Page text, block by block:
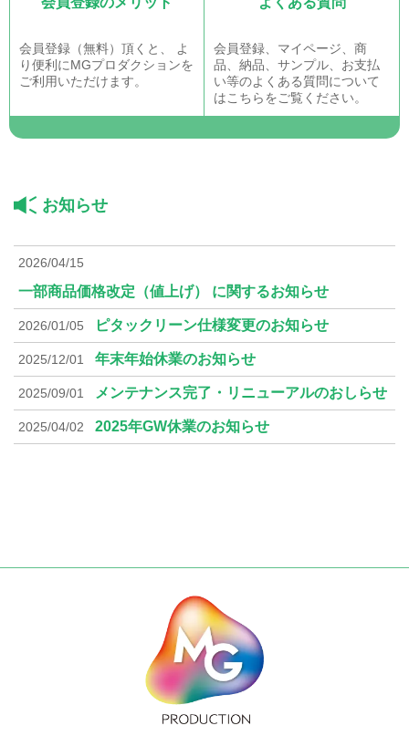
会員登録（無料）頂くと、 よ
り便利にMGプロダクションを
ご利用いただけます。
会員登録、マイページ、商
品、納品、サンプル、お支払
い等のよくある質問について
はこちらをご覧ください。
お知らせ
2026/04/15
一部商品価格改定（値上げ） に関するお知らせ
2026/01/05 ピタックリーン仕様変更のお知らせ
2025/12/01 年末年始休業のお知らせ
2025/09/01 メンテナンス完了・リニューアルのおしらせ
2025/04/02 2025年GW休業のお知らせ